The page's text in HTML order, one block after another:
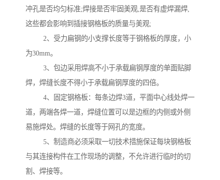
冲孔是否均匀标准;焊接是否牢固美观,是否有虚焊漏焊,
这些都会影响到插接钢格板的质量与美观;
2、受力扁钢的小支撑长度等于钢格板的厚度，小
为30mm。
3、包边采用焊高不小于承载扁钢厚度的单面贴脚
焊，焊缝长度不得小于承载扁钢厚度的四倍。
4、固定钢格板：每条边焊3道，平面中心线处焊一
道，两端各焊一道，焊缝位置可以是边框的内侧或外侧
易施焊处。焊缝的长度等于网孔的宽度。
5、制造商必须采取一切技术措施保证每块钢格板
与其连接构件在工作现场的调整，不允许进行临时的切
割、焊接等。